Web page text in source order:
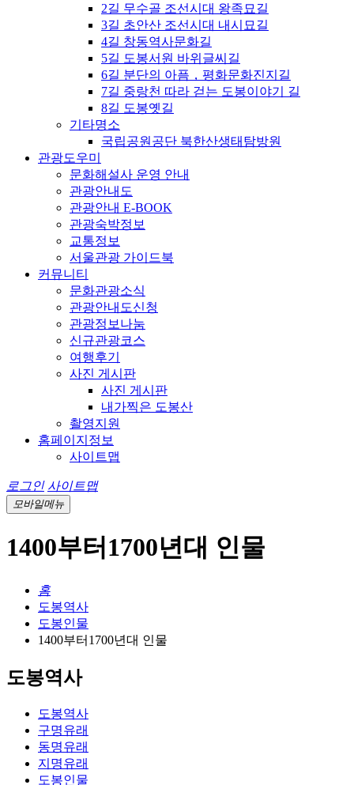
2길 무수골 조선시대 왕족묘길
3길 초안산 조선시대 내시묘길
4길 창동역사문화길
5길 도봉서원 바위글씨길
6길 분단의 아픔，평화문화진지길
7길 중랑천 따라 걷는 도봉이야기 길
8길 도봉옛길
기타명소
국립공원공단 북한산생태탐방원
관광도우미
문화해설사 운영 안내
관광안내도
관광안내 E-BOOK
관광숙박정보
교통정보
서울관광 가이드북
커뮤니티
문화관광소식
관광안내도신청
관광정보나눔
신규관광코스
여행후기
사진 게시판
사진 게시판
내가찍은 도봉산
촬영지원
홈페이지정보
사이트맵
로그인 사이트맵
모바일메뉴
1400부터1700년대 인물
홈
도봉역사
도봉인물
1400부터1700년대 인물
도봉역사
도봉역사
구명유래
동명유래
지명유래
도봉인물